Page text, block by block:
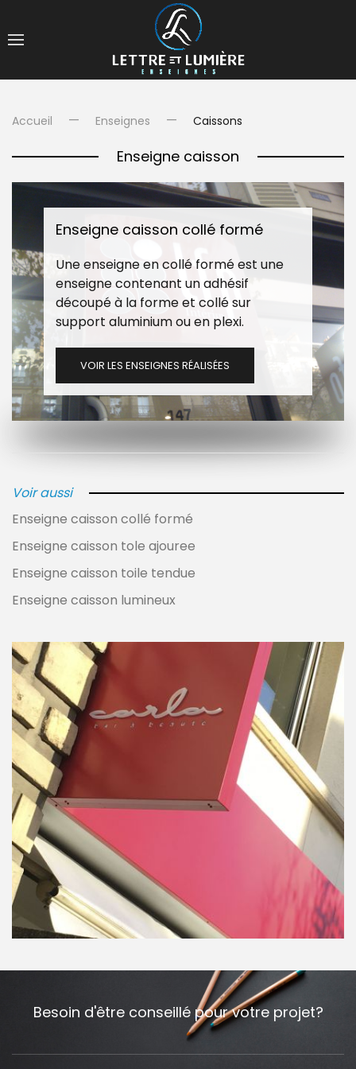
Accueil Enseignes Caissons
Enseigne caisson
Enseigne caisson collé formé
Une enseigne en collé formé est une
enseigne contenant un adhésif
découpé à la forme et collé sur
support aluminium ou en plexi.
VOIR LES ENSEIGNES RÉALISÉES
Voir aussi
Enseigne caisson collé formé
Enseigne caisson tole ajouree
Enseigne caisson toile tendue
Enseigne caisson lumineux
Besoin d'être conseillé pour votre projet?